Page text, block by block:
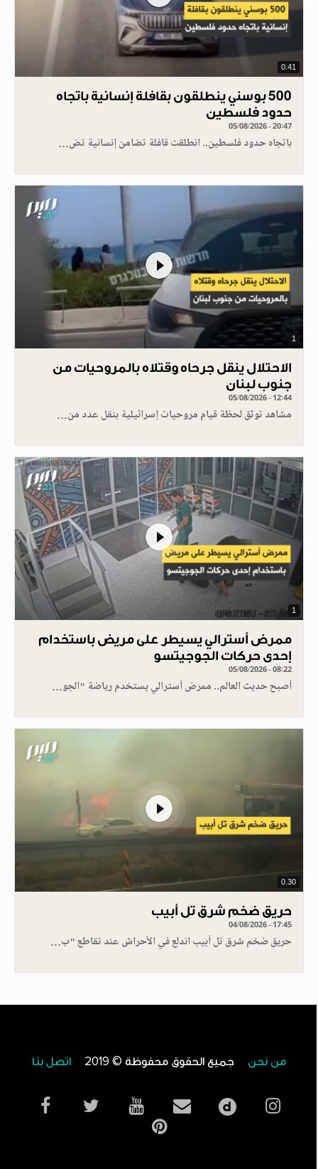
0.41
500 بوسني ينطلقون بقافلة إنسانية باتجاه
حدود فلسطين
05/08/2026 - 20:47
باتجاه حدود فلسطين.. انطلقت قافلة تضامن إنسانية تض…
1
الاحتلال ينقل جرحاه وقتلاه بالمروحيات من
جنوب لبنان
05/08/2026 - 12:44
مشاهد توثق لحظة قيام مروحيات إسرائيلية بنقل عدد من…
1
ممرض أسترالي يسيطر على مريض باستخدام
إحدى حركات الجوجيتسو
05/08/2026 - 08:22
أصبح حديث العالم.. ممرض أسترالي يستخدم رياضة "الجو…
0.30
حريق ضخم شرق تل أبيب
04/08/2026 - 17:45
حريق ضخم شرق تل أبيب اندلع في الأحراش عند تقاطع "ب…
من نحن جميع الحقوق محفوظة © 2019 اتصل بنا